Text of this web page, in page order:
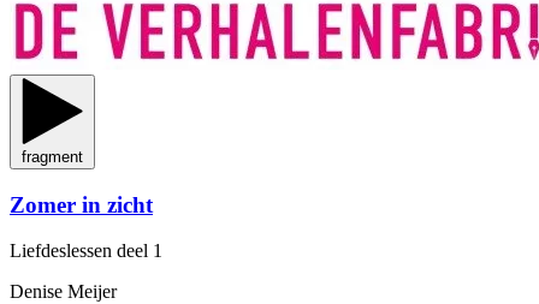
fragment
Zomer in zicht
Liefdeslessen deel 1
Denise Meijer